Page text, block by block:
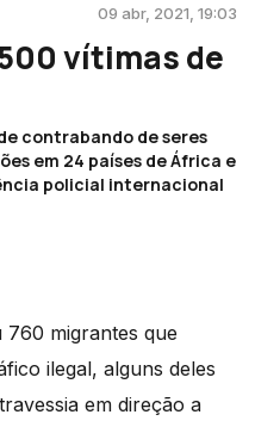
09 abr, 2021, 19:03
vítimas de
contrabando de seres
em 24 países de África e
policial internacional
760 migrantes que
ilegal, alguns deles
em direção a